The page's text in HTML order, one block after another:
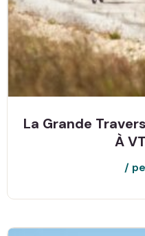
La Grande
À